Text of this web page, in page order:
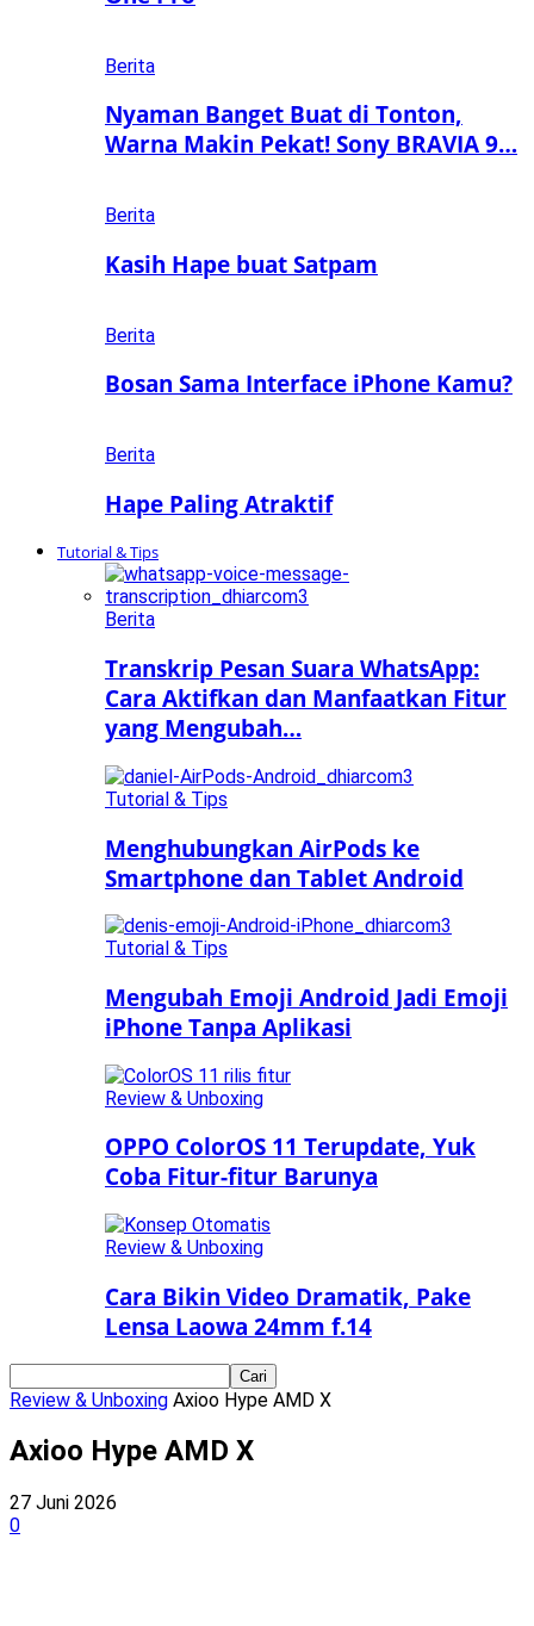
Berita
Nyaman Banget Buat di Tonton,
Warna Makin Pekat! Sony BRAVIA 9…
Berita
Kasih Hape buat Satpam
Berita
Bosan Sama Interface iPhone Kamu?
Berita
Hape Paling Atraktif
Tutorial & Tips
Berita
Transkrip Pesan Suara WhatsApp:
Cara Aktifkan dan Manfaatkan Fitur
yang Mengubah…
Tutorial & Tips
Menghubungkan AirPods ke
Smartphone dan Tablet Android
Tutorial & Tips
Mengubah Emoji Android Jadi Emoji
iPhone Tanpa Aplikasi
Review & Unboxing
OPPO ColorOS 11 Terupdate, Yuk
Coba Fitur-fitur Barunya
Review & Unboxing
Cara Bikin Video Dramatik, Pake
Lensa Laowa 24mm f.14
Review & Unboxing Axioo Hype AMD X
Axioo Hype AMD X
27 Juni 2026
0